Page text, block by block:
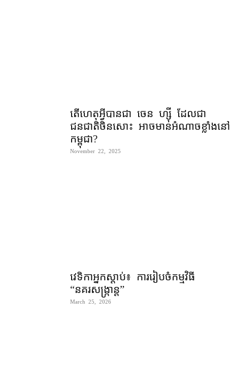
តើហេតុអ្វីបានជា ចេន ហ្ស៊ី ដែលជា
ជនជាតិចិនសោះ អាចមានអំណាចខ្លាំងនៅ
កម្ពុជា?
November 22, 2025
វេទិកាអ្នកស្ដាប់៖ ការរៀបចំកម្មវិធី
“នគរសង្ក្រាន្ដ”
March 25, 2026